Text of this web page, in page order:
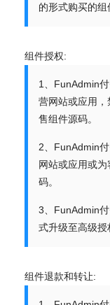
的形式购买的组
组件授权:
1、FunAdmin
营网站或应用
售组件源码。
2、FunAdmin
网站或应用或
码。
3、FunAdmin
式升级至高级授
组件退款和转让: